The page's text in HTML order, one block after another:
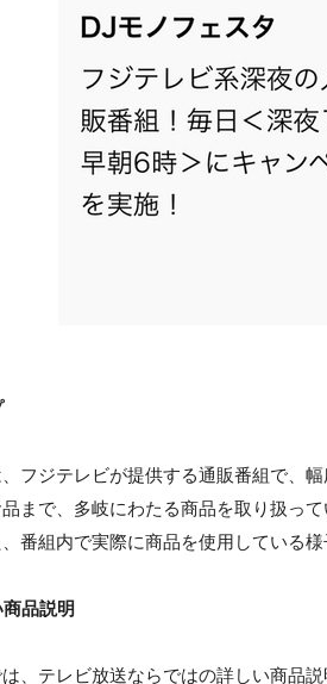
、フジテレビが提供する通販番組で、
まで、多岐にわたる商品を取り扱っ
番組内で実際に商品を使用している
品説明
は、テレビ放送ならではの詳しい商